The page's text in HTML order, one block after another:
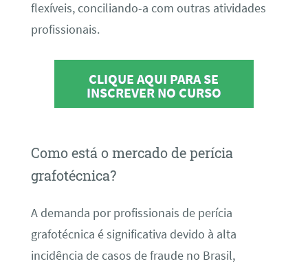
flexíveis, conciliando-a com outras atividades
profissionais.
CLIQUE AQUI PARA SE
INSCREVER NO CURSO
Como está o mercado de perícia
grafotécnica?
A demanda por profissionais de perícia
grafotécnica é significativa devido à alta
incidência de casos de fraude no Brasil,